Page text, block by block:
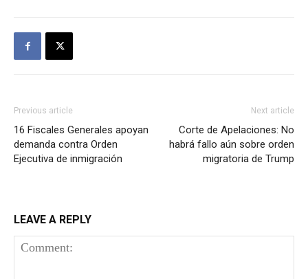
Previous article
16 Fiscales Generales apoyan
demanda contra Orden
Ejecutiva de inmigración
Next article
Corte de Apelaciones: No
habrá fallo aún sobre orden
migratoria de Trump
LEAVE A REPLY